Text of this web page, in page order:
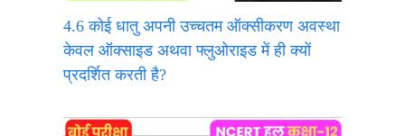
4.6 कोई धातु अपनी उच्चतम ऑक्सीकरण अवस्था
केवल ऑक्साइड अथवा फ्लुओराइड में ही क्यों
प्रदर्शित करती है?